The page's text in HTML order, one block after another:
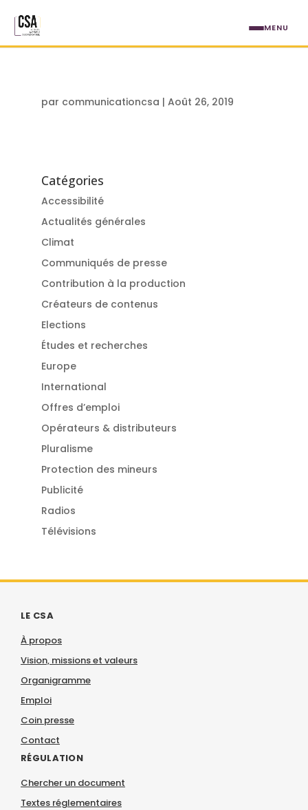
par communicationcsa | Août 26, 2019
Catégories
Accessibilité
Actualités générales
Climat
Communiqués de presse
Contribution à la production
Créateurs de contenus
Elections
Études et recherches
Europe
International
Offres d’emploi
Opérateurs & distributeurs
Pluralisme
Protection des mineurs
Publicité
Radios
Télévisions
LE CSA
À propos
Vision, missions et valeurs
Organigramme
Emploi
Coin presse
Contact
RÉGULATION
Chercher un document
Textes réglementaires
MENU